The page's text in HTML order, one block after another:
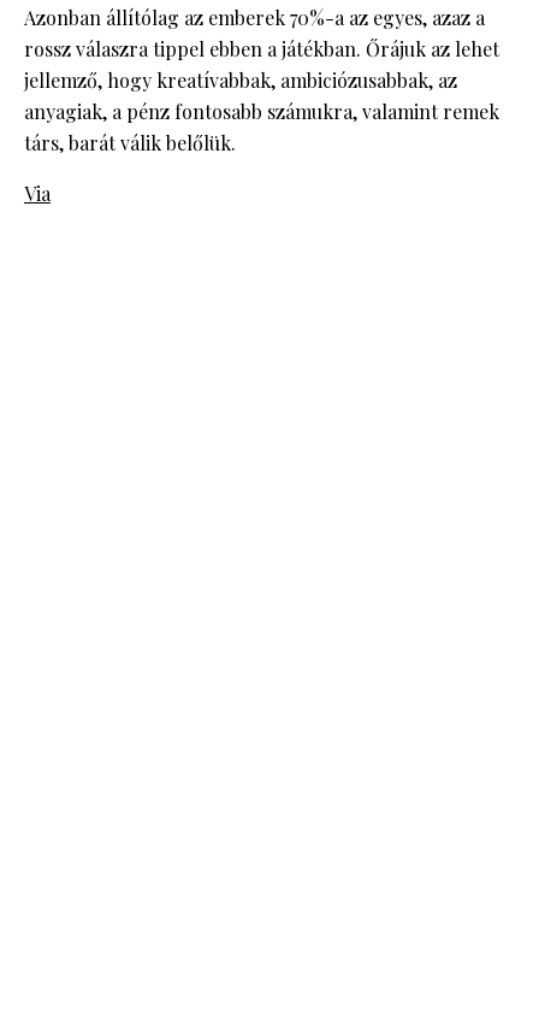
Azonban állítólag az emberek 70%-a az egyes, azaz a
rossz válaszra tippel ebben a játékban. Őrájuk az lehet
jellemző, hogy kreatívabbak, ambiciózusabbak, az
anyagiak, a pénz fontosabb számukra, valamint remek
társ, barát válik belőlük.
Via